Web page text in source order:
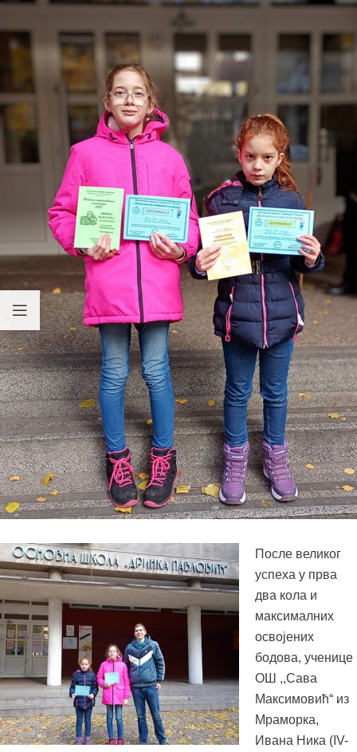
После великог
успеха у прва
два кола и
максималних
освојених
бодова, ученице
ОШ ,,Сава
Максимовић“ из
Мраморка,
Ивана Ника (IV-